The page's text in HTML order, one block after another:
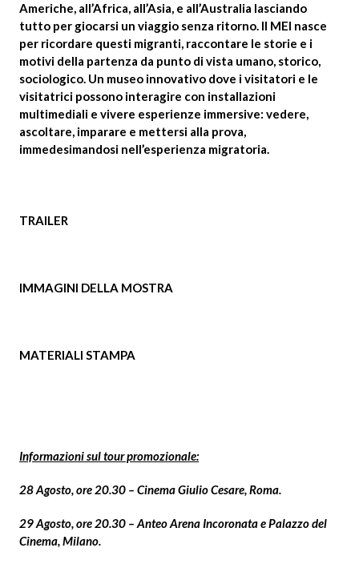
Americhe, all’Africa, all’Asia, e all’Australia lasciando
tutto per giocarsi un viaggio senza ritorno. Il MEI nasce
per ricordare questi migranti, raccontare le storie e i
motivi della partenza da punto di vista umano, storico,
sociologico. Un museo innovativo dove i visitatori e le
visitatrici possono interagire con installazioni
multimediali e vivere esperienze immersive: vedere,
ascoltare, imparare e mettersi alla prova,
immedesimandosi nell’esperienza migratoria.
TRAILER
IMMAGINI DELLA MOSTRA
MATERIALI STAMPA
Informazioni sul tour promozionale:
28 Agosto, ore 20.30 – Cinema Giulio Cesare, Roma.
29 Agosto, ore 20.30 – Anteo Arena Incoronata e Palazzo del
Cinema, Milano.